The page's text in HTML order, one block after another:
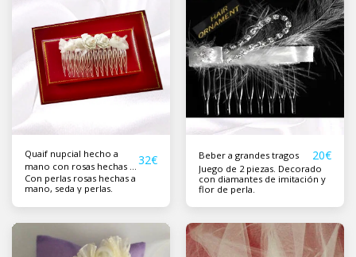
Quaif nupcial hecho a
mano con rosas hechas a
mano
32€
Con perlas rosas hechas a
mano, seda y perlas.
Beber a grandes tragos 20€
Juego de 2 piezas. Decorado
con diamantes de imitación y
flor de perla.